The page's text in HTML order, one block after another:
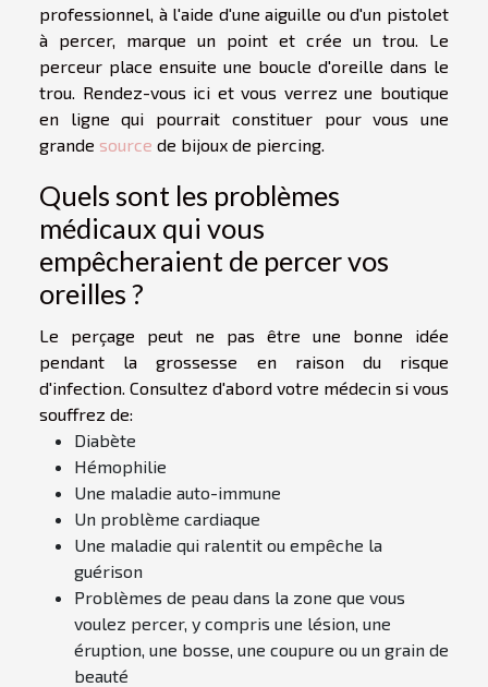
professionnel, à l'aide d'une aiguille ou d'un pistolet
à percer, marque un point et crée un trou. Le
perceur place ensuite une boucle d'oreille dans le
trou. Rendez-vous ici et vous verrez une boutique
en ligne qui pourrait constituer pour vous une
grande source de bijoux de piercing.
Quels sont les problèmes
médicaux qui vous
empêcheraient de percer vos
oreilles ?
Le perçage peut ne pas être une bonne idée
pendant la grossesse en raison du risque
d'infection. Consultez d'abord votre médecin si vous
souffrez de:
Diabète
Hémophilie
Une maladie auto-immune
Un problème cardiaque
Une maladie qui ralentit ou empêche la
guérison
Problèmes de peau dans la zone que vous
voulez percer, y compris une lésion, une
éruption, une bosse, une coupure ou un grain de
beauté